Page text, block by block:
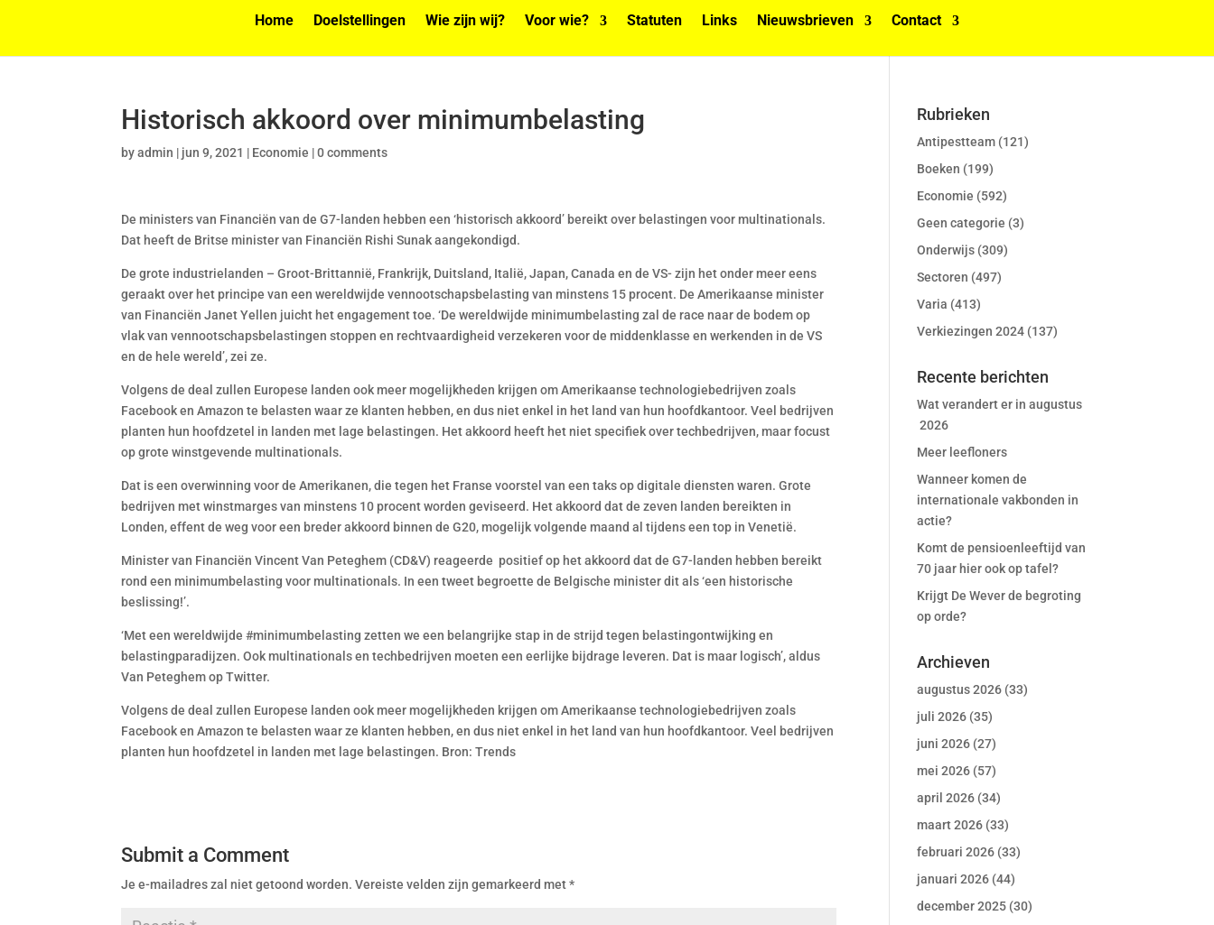
Home Doelstellingen Wie zijn wij? Voor wie? Statuten Links Nieuwsbrieven Contact
Historisch akkoord over minimumbelasting
byadmin | jun 9, 2021 | Economie |0 comments
De ministers van Financiën van de G7-landen hebben een ‘historisch akkoord’ bereikt over belastingen voor multinationals.
Dat heeft de Britse minister van Financiën Rishi Sunak aangekondigd.
De grote industrielanden – Groot-Brittannië, Frankrijk, Duitsland, Italië, Japan, Canada en de VS- zijn het onder meer eens
geraakt over het principe van een wereldwijde vennootschapsbelasting van minstens 15 procent. De Amerikaanse minister
van Financiën Janet Yellen juicht het engagement toe. ‘De wereldwijde minimumbelasting zal de race naar de bodem op
vlak van vennootschapsbelastingen stoppen en rechtvaardigheid verzekeren voor de middenklasse en werkenden in de VS
en de hele wereld’, zei ze.
Volgens de deal zullen Europese landen ook meer mogelijkheden krijgen om Amerikaanse technologiebedrijven zoals
Facebook en Amazon te belasten waar ze klanten hebben, en dus niet enkel in het land van hun hoofdkantoor. Veel bedrijven
planten hun hoofdzetel in landen met lage belastingen. Het akkoord heeft het niet specifiek over techbedrijven, maar focust
op grote winstgevende multinationals.
Dat is een overwinning voor de Amerikanen, die tegen het Franse voorstel van een taks op digitale diensten waren. Grote
bedrijven met winstmarges van minstens 10 procent worden geviseerd. Het akkoord dat de zeven landen bereikten in
Londen, effent de weg voor een breder akkoord binnen de G20, mogelijk volgende maand al tijdens een top in Venetië.
Minister van Financiën Vincent Van Peteghem (CD&V) reageerde positief op het akkoord dat de G7-landen hebben bereikt
rond een minimumbelasting voor multinationals. In een tweet begroette de Belgische minister dit als ‘een historische
beslissing!’.
‘Met een wereldwijde #minimumbelasting zetten we een belangrijke stap in de strijd tegen belastingontwijking en
belastingparadijzen. Ook multinationals en techbedrijven moeten een eerlijke bijdrage leveren. Dat is maar logisch’, aldus
Van Peteghem op Twitter.
Volgens de deal zullen Europese landen ook meer mogelijkheden krijgen om Amerikaanse technologiebedrijven zoals
Facebook en Amazon te belasten waar ze klanten hebben, en dus niet enkel in het land van hun hoofdkantoor. Veel bedrijven
planten hun hoofdzetel in landen met lage belastingen. Bron: Trends
Submit a Comment
Je e-mailadres zal niet getoond worden. Vereiste velden zijn gemarkeerd met*
Rubrieken
Antipestteam (121)
Boeken (199)
Economie (592)
Geen categorie (3)
Onderwijs (309)
Sectoren (497)
Varia (413)
Verkiezingen 2024 (137)
Recente berichten
Wat verandert er in augustus
2026
Meer leefloners
Wanneer komen de
internationale vakbonden in
actie?
Komt de pensioenleeftijd van
70 jaar hier ook op tafel?
Krijgt De Wever de begroting
op orde?
Archieven
augustus 2026 (33)
juli 2026 (35)
juni 2026 (27)
mei 2026 (57)
april 2026 (34)
maart 2026 (33)
februari 2026 (33)
januari 2026 (44)
december 2025 (30)